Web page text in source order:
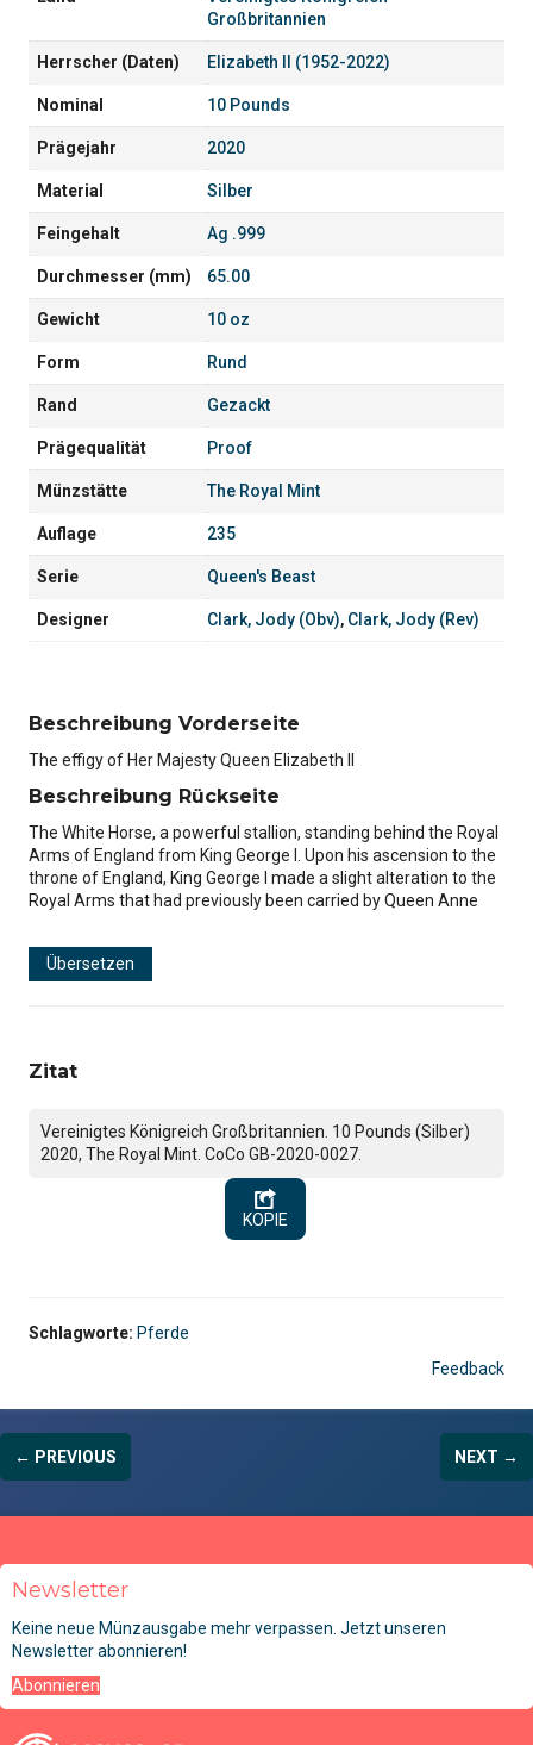
Großbritannien
Herrscher (Daten) Elizabeth II (1952-2022)
Nominal 10 Pounds
Prägejahr 2020
Material Silber
Feingehalt Ag .999
Durchmesser (mm) 65.00
Gewicht 10 oz
Form Rund
Rand Gezackt
Prägequalität Proof
Münzstätte The Royal Mint
Auflage 235
Serie Queen's Beast
Designer Clark, Jody (Obv), Clark, Jody (Rev)
Beschreibung Vorderseite
The effigy of Her Majesty Queen Elizabeth II
Beschreibung Rückseite
The White Horse, a powerful stallion, standing behind the Royal
Arms of England from King George I. Upon his ascension to the
throne of England, King George I made a slight alteration to the
Royal Arms that had previously been carried by Queen Anne
Übersetzen
Zitat
Vereinigtes Königreich Großbritannien. 10 Pounds (Silber)
2020, The Royal Mint. CoCo GB-2020-0027.
KOPIE
Schlagworte: Pferde
Feedback
← PREVIOUS NEXT →
Newsletter
Keine neue Münzausgabe mehr verpassen. Jetzt unseren
Newsletter abonnieren!
Abonnieren